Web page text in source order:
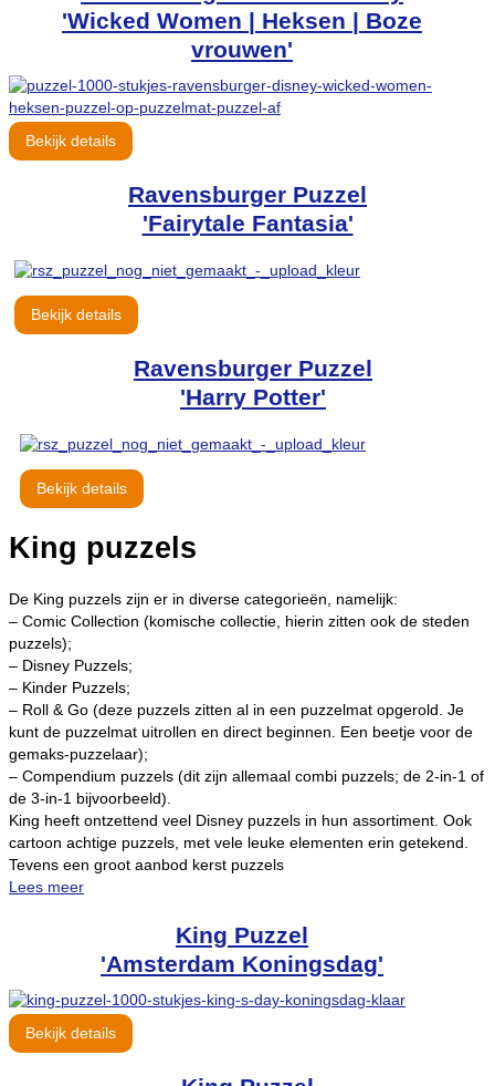
'Wicked Women | Heksen | Boze
vrouwen'
Bekijk details
Ravensburger Puzzel
'Fairytale Fantasia'
Bekijk details
Ravensburger Puzzel
'Harry Potter'
Bekijk details
King puzzels
De King puzzels zijn er in diverse categorieën, namelijk:
– Comic Collection (komische collectie, hierin zitten ook de steden
puzzels);
– Disney Puzzels;
– Kinder Puzzels;
– Roll & Go (deze puzzels zitten al in een puzzelmat opgerold. Je
kunt de puzzelmat uitrollen en direct beginnen. Een beetje voor de
gemaks-puzzelaar);
– Compendium puzzels (dit zijn allemaal combi puzzels; de 2-in-1 of
de 3-in-1 bijvoorbeeld).
King heeft ontzettend veel Disney puzzels in hun assortiment. Ook
cartoon achtige puzzels, met vele leuke elementen erin getekend.
Tevens een groot aanbod kerst puzzels
Lees meer
King Puzzel
'Amsterdam Koningsdag'
Bekijk details